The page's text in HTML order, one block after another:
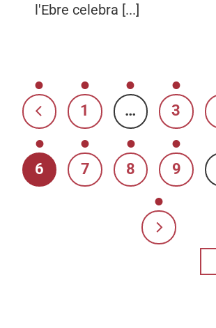
l'Ebre celebra [...]
1 … 3
6 7 8 9